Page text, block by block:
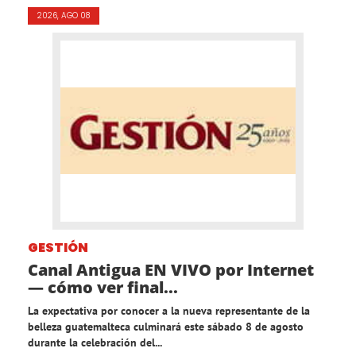
2026, AGO 08
GESTIÓN
Canal Antigua EN VIVO por Internet
— cómo ver final...
La expectativa por conocer a la nueva representante de la
belleza guatemalteca culminará este sábado 8 de agosto
durante la celebración del...